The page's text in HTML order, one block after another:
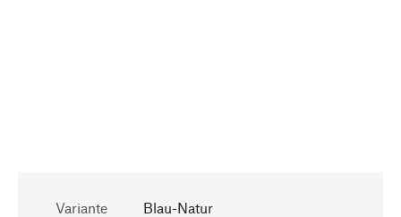
Variante Blau-Natur